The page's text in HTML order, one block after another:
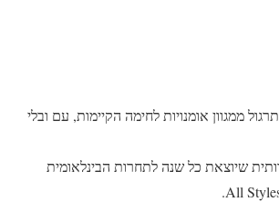
ממגוון אומנויות לחימה הקיימות, עם ובלי
שיוצאת כל שנה לתחרות הבינלאומית